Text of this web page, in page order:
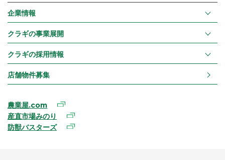
企業情報
クラギの事業展開
クラギの採用情報
店舗物件募集
農業屋.com
産直市場みのり
防獣バスターズ